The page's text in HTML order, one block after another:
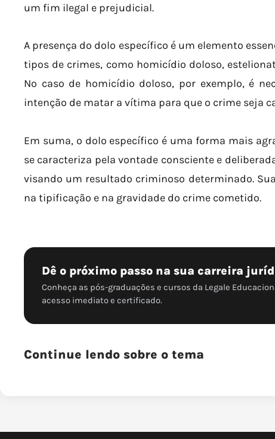
um fim ilegal e prejudicial.
A presença do dolo específico é um elemento
tipos de crimes, como homicídio doloso,
No caso de homicídio doloso, por exemplo, é
intenção de matar a vítima para que o crime seja
Em suma, o dolo específico é uma forma mais
se caracteriza pela vontade consciente e
visando um resultado criminoso determinado.
na tipificação e na gravidade do crime cometido.
Dê o próximo passo na sua carreira
Conheça as pós-graduações e cursos da Legale
acesso imediato e certificado.
Continue lendo sobre o tema